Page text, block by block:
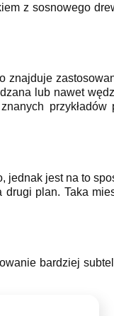
z sosnowego
znajduje
lub nawet
przykładów
jednak jest na to
drugi plan. Taka
bardziej